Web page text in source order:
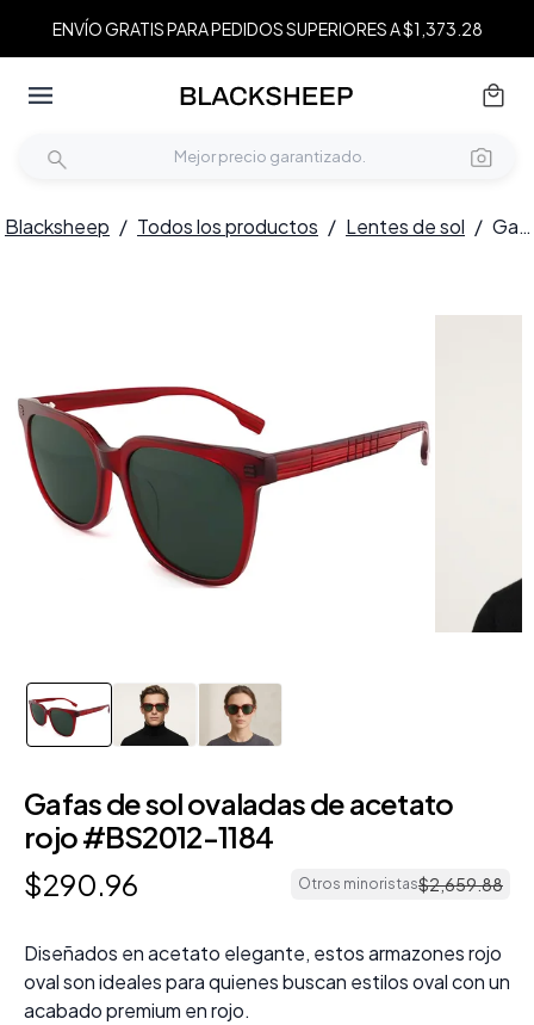
ENVÍO GRATIS PARA PEDIDOS SUPERIORES A $1,373.28
Blacksheep / Todos los productos / Lentes de sol / Gafas de sol ovaladas de acetato rojo #BS2012-1184
Gafas de sol ovaladas de acetato
rojo #BS2012-1184
$290.96 Otros minoristas$2,659.88
Diseñados en acetato elegante, estos armazones rojo
oval son ideales para quienes buscan estilos oval con un
acabado premium en rojo.